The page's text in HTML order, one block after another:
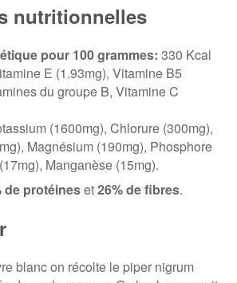
nutritionnelles
pour 100 grammes: 330 Kcal
E (1.93mg), Vitamine B5
du groupe B, Vitamine C
(1600mg), Chlorure (300mg),
Magnésium (190mg), Phosphore
Manganèse (15mg).
de protéineset26% de fibres.
blanc on récolte le piper nigrum